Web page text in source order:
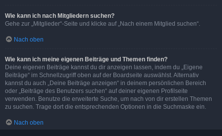
Wie kann ich nach Mitgliedern suchen?
Gehe zur „Mitglieder“-Seite und klicke auf „Nach einem Mitglied suchen“.
Nach oben
Wie kann ich meine eigenen Beiträge und Themen finden?
Deine eigenen Beiträge kannst du dir anzeigen lassen, indem du „Eigene
Beiträge“ im Schnellzugriff oben auf der Boardseite auswählst. Alternativ
kannst du auch „Deine Beiträge anzeigen“ in deinem persönlichen Bereich
oder „Beiträge des Benutzers suchen“ auf deiner eigenen Profilseite
verwenden. Benutze die erweiterte Suche, um nach von dir erstellen Themen
zu suchen. Trage dort die entsprechenden Optionen in die Suchmaske ein.
Nach oben